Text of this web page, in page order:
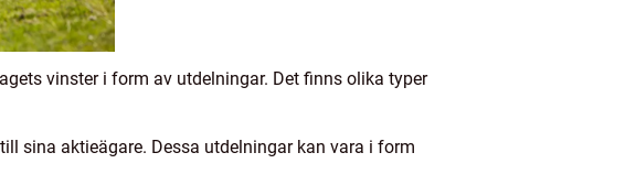
vinster i form av utdelningar. Det finns olika typer
sina aktieägare. Dessa utdelningar kan vara i form